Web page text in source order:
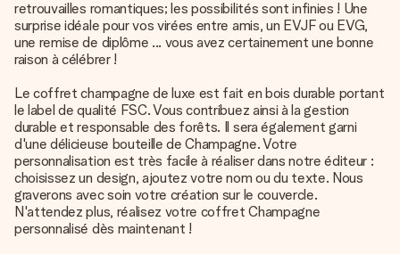
retrouvailles romantiques; les possibilités sont infinies ! Une
surprise idéale pour vos virées entre amis, un EVJF ou EVG,
une remise de diplôme ... vous avez certainement une bonne
raison à célébrer !
Le coffret champagne de luxe est fait en bois durable portant
le label de qualité FSC. Vous contribuez ainsi à la gestion
durable et responsable des forêts. Il sera également garni
d'une délicieuse bouteille de Champagne. Votre
personnalisation est très facile à réaliser dans notre éditeur :
choisissez un design, ajoutez votre nom ou du texte. Nous
graverons avec soin votre création sur le couvercle.
N'attendez plus, réalisez votre coffret Champagne
personnalisé dès maintenant !